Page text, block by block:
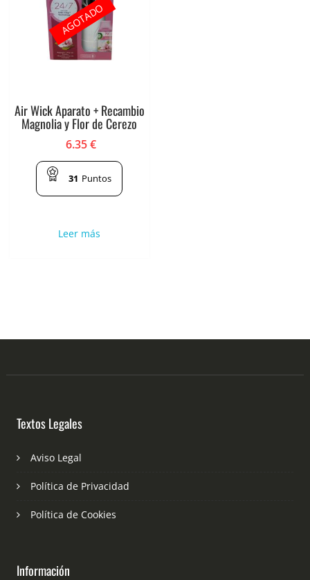
Air Wick Aparato + Recambio
Magnolia y Flor de Cerezo
6.35€
31 Puntos
Leer más
AGOTADO
Textos Legales
Aviso Legal
Política de Privacidad
Política de Cookies
Información